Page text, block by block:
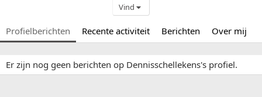
Vind
Profielberichten Recente activiteit Berichten Over mij
Er zijn nog geen berichten op Dennisschellekens's profiel.